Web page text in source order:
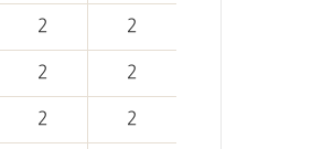
2 2
2 2
2 2